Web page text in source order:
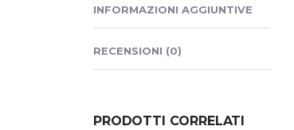
INFORMAZIONI AGGIUNTIVE
RECENSIONI (0)
PRODOTTI CORRELATI